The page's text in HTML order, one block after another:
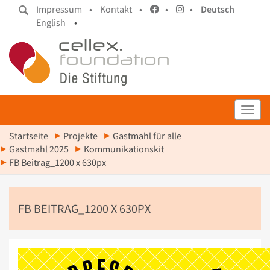
Impressum • Kontakt • • •
Deutsch
English
•
Startseite Projekte
Gastmahl für alle
Gastmahl 2025
Kommunikationskit
FB Beitrag_1200 x 630px
FB BEITRAG_1200 X 630PX